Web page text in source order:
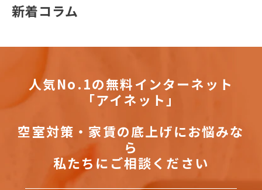
新着コラム
人気No.1の無料インターネット
「アイネット」
空室対策・家賃の底上げにお悩みな
ら
私たちにご相談ください